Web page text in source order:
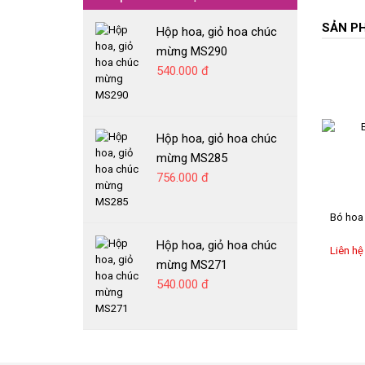
SẢN
Bó
Liên hệ
BÁNH GATO
Hộp hoa, giỏ hoa chúc
mừng MS290
540.000 đ
Hộp hoa, giỏ hoa chúc
mừng MS285
756.000 đ
Hộp hoa, giỏ hoa chúc
mừng MS271
540.000 đ